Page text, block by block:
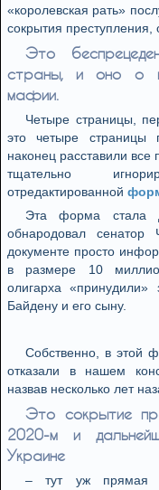
«королевская рать»
сокрытия
Это
страны, и оно о
мафии.
Четыре страницы,
это четыре страницы
наконец расставили
тщательно
отредактированной
Эта форма стала
обнародовал
документе просто
в размере 10
олигарха «принудили»
Байдену и его сыну.
Собственно, в этой
отказали в нашем
назвав несколько лет
Это сокрытие
2020-м и
Украине
– тут уж прямая